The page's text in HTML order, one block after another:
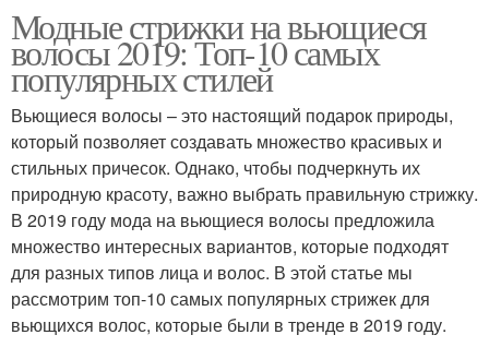
Модные стрижки на вьющиеся
волосы 2019: Топ-10 самых
популярных стилей
Вьющиеся волосы – это настоящий подарок природы,
который позволяет создавать множество красивых и
стильных причесок. Однако, чтобы подчеркнуть их
природную красоту, важно выбрать правильную стрижку.
В 2019 году мода на вьющиеся волосы предложила
множество интересных вариантов, которые подходят
для разных типов лица и волос. В этой статье мы
рассмотрим топ-10 самых популярных стрижек для
вьющихся волос, которые были в тренде в 2019 году.